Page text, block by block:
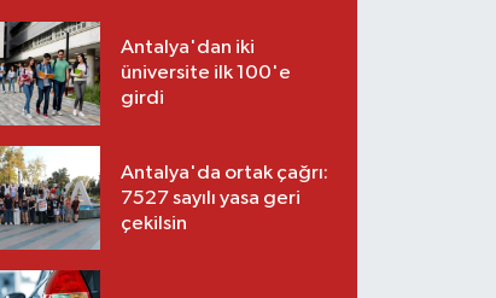
Antalya'dan iki
üniversite ilk 100'e
girdi
Antalya'da ortak çağrı:
7527 sayılı yasa geri
çekilsin